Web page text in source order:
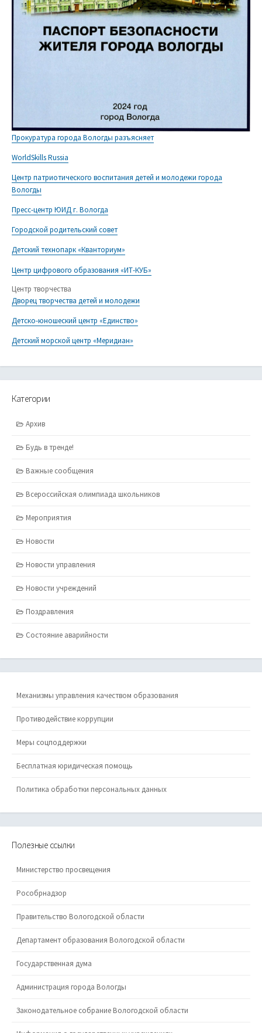
Прокуратура города Вологды разъясняет
WorldSkills Russia
Центр патриотического воспитания детей и молодежи города
Вологды
Пресс-центр ЮИД г. Вологда
Городской родительский совет
Детский технопарк «Кванториум»
Центр цифрового образования «ИТ-КУБ»
Центр творчества
Дворец творчества детей и молодежи
Детско-юношеский центр «Единство»
Детский морской центр «Меридиан»
Категории
Архив
Будь в тренде!
Важные сообщения
Всероссийская олимпиада школьников
Мероприятия
Новости
Новости управления
Новости учреждений
Поздравления
Состояние аварийности
Механизмы управления качеством образования
Противодействие коррупции
Меры соцподдержки
Бесплатная юридическая помощь
Политика обработки персональных данных
Полезные ссылки
Министерство просвещения
Рособрнадзор
Правительство Вологодской области
Департамент образования Вологодской области
Государственная дума
Администрация города Вологды
Законодательное собрание Вологодской области